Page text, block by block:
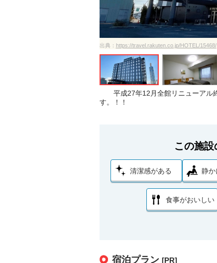
出典： https://travel.rakuten.co.jp/HOTEL/15468/
平成27年12月全館リニューア
す。！！
この施
清潔感がある 静か
食事がおいしい
宿泊プラン [PR]